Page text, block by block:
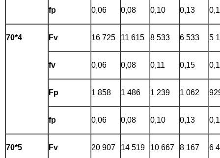
fp 0,06 0,08 0,10 0,13
70*4 Fv 16 725 11 615 8 533 6 533 5
fv 0,06 0,08 0,11 0,15
Fp 1 858 1 486 1 239 1 062
fp 0,06 0,08 0,10 0,13
70*5 Fv 20 907 14 519 10 667 8 167 6